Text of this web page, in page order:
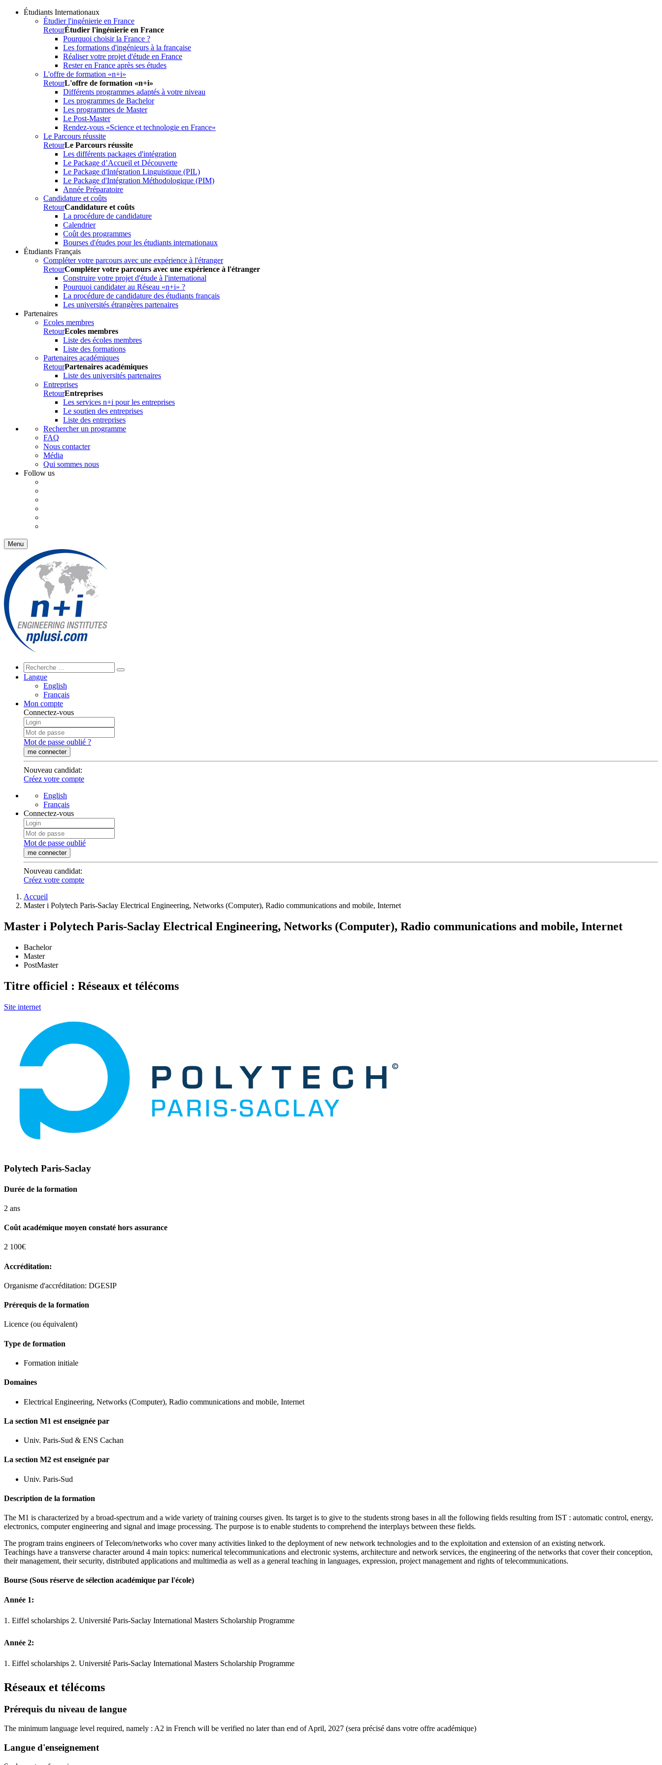
Étudiants Internationaux
Étudier l'ingénierie en France
RetourÉtudier l'ingénierie en France
Pourquoi choisir la France ?
Les formations d'ingénieurs à la française
Réaliser votre projet d'étude en France
Rester en France après ses études
L'offre de formation «n+i»
RetourL'offre de formation «n+i»
Différents programmes adaptés à votre niveau
Les programmes de Bachelor
Les programmes de Master
Le Post-Master
Rendez-vous «Science et technologie en France»
Le Parcours réussite
RetourLe Parcours réussite
Les différents packages d'intégration
Le Package d’Accueil et Découverte
Le Package d'Intégration Linguistique (PIL)
Le Package d'Intégration Méthodologique (PIM)
Année Préparatoire
Candidature et coûts
RetourCandidature et coûts
La procédure de candidature
Calendrier
Coût des programmes
Bourses d'études pour les étudiants internationaux
Étudiants Français
Compléter votre parcours avec une expérience à l'étranger
RetourCompléter votre parcours avec une expérience à l'étranger
Construire votre projet d'étude à l'international
Pourquoi candidater au Réseau «n+i» ?
La procédure de candidature des étudiants français
Les universités étrangères partenaires
Partenaires
Ecoles membres
RetourEcoles membres
Liste des écoles membres
Liste des formations
Partenaires académiques
RetourPartenaires académiques
Liste des universités partenaires
Entreprises
RetourEntreprises
Les services n+i pour les entreprises
Le soutien des entreprises
Liste des entreprises
Rechercher un programme
FAQ
Nous contacter
Média
Qui sommes nous
Follow us
Menu
Langue
English
Français
Mon compte
Connectez-vous
Mot de passe oublié ?
me connecter
Nouveau candidat:
Créez votre compte
English
Français
Connectez-vous
Mot de passe oublié
me connecter
Nouveau candidat:
Créez votre compte
Accueil
Master i Polytech Paris-Saclay Electrical Engineering, Networks (Computer), Radio communications and mobile, Internet
Master i Polytech Paris-Saclay Electrical Engineering, Networks (Computer), Radio communications and mobile, Internet
Bachelor
Master
PostMaster
Titre officiel : Réseaux et télécoms
Site internet
Polytech Paris-Saclay
Durée de la formation
2 ans
Coût académique moyen constaté hors assurance
2 100€
Accréditation:
Organisme d'accréditation: DGESIP
Prérequis de la formation
Licence (ou équivalent)
Type de formation
Formation initiale
Domaines
Electrical Engineering, Networks (Computer), Radio communications and mobile, Internet
La section M1 est enseignée par
Univ. Paris-Sud & ENS Cachan
La section M2 est enseignée par
Univ. Paris-Sud
Description de la formation
The M1 is characterized by a broad-spectrum and a wide variety of training courses given. Its target is to give to the students strong bases in all the following fields resulting from IST : automatic control, energy,
electronics, computer engineering and signal and image processing. The purpose is to enable students to comprehend the interplays between these fields.
The program trains engineers of Telecom/networks who cover many activities linked to the deployment of new network technologies and to the exploitation and extension of an existing network.
Teachings have a transverse character around 4 main topics: numerical telecommunications and electronic systems, architecture and network services, the engineering of the networks that cover their conception,
their management, their security, distributed applications and multimedia as well as a general teaching in languages, expression, project management and rights of telecommunications.
Bourse (Sous réserve de sélection académique par l'école)
Année 1:
1. Eiffel scholarships 2. Université Paris-Saclay International Masters Scholarship Programme
Année 2:
1. Eiffel scholarships 2. Université Paris-Saclay International Masters Scholarship Programme
Réseaux et télécoms
Prérequis du niveau de langue
The minimum language level required, namely : A2 in French will be verified no later than end of April, 2027 (sera précisé dans votre offre académique)
Langue d'enseignement